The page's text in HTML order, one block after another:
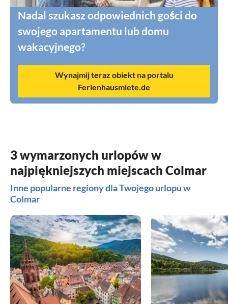
Nadal szukasz odpowiednich gości do
swojego apartamentu lub domu
wakacyjnego?
Wynajmij teraz obiekt na portalu
Ferienhausmiete.de
3 wymarzonych urlopów w
najpiękniejszych miejscach Colmar
Inne popularne regiony dla Twojego urlopu w
Colmar